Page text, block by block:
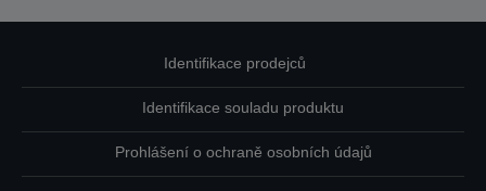
Identifikace prodejců
Identifikace souladu produktu
Prohlášení o ochraně osobních údajů